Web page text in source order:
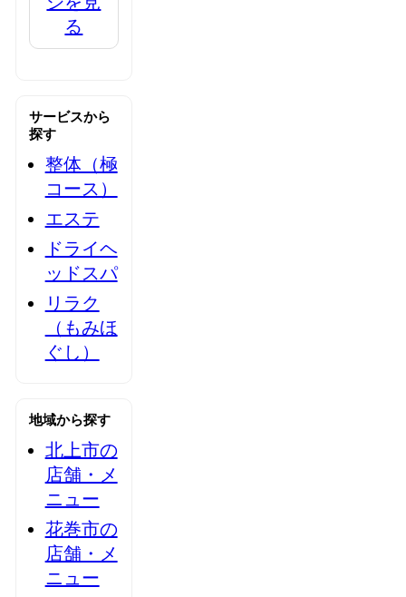
る
サービスから
探す
整体（極
コース）
エステ
ドライヘ
ッドスパ
リラク
（もみほ
ぐし）
地域から探す
北上市の
店舗・メ
ニュー
花巻市の
店舗・メ
ニュー